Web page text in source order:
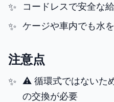
コードレスで安全な
ケージや車内でも水
注意点
⚠️ 循環式ではないた
の交換が必要